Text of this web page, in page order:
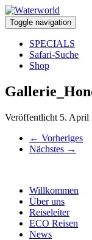
Toggle navigation
SPECIALS
Safari-Suche
Shop
Veröffentlicht 5. April
← Vorheriges
Nächstes →
Willkommen
Über uns
Reiseleiter
ECO Reisen
News